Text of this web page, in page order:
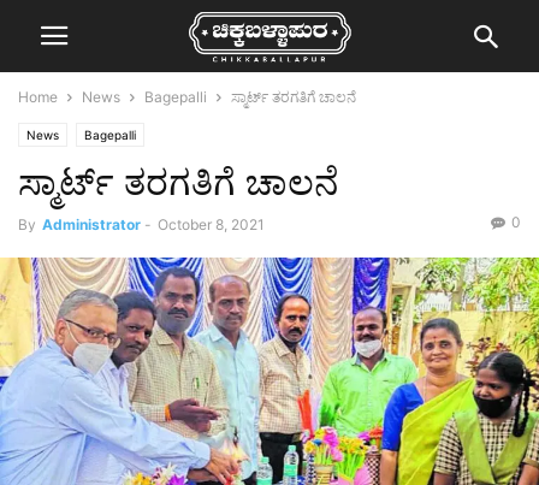
Home News Bagepalli ಸ್ಮಾರ್ಟ್ ತರಗತಿಗೆ ಚಾಲನೆ
News Bagepalli
ಸ್ಮಾರ್ಟ್ ತರಗತಿಗೆ ಚಾಲನೆ
By Administrator - October 8, 2021 0